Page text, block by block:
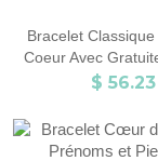
Bracelet
Coeur Avec
Filigrane
$ 56.23